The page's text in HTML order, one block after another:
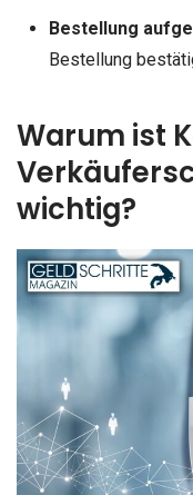
Bestellung
Bestellung
Warum ist
wichtig?